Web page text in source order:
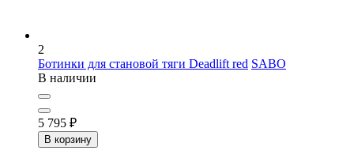
2
Ботинки для становой тяги Deadlift red SABO
В наличии
5 795 ₽
В корзину